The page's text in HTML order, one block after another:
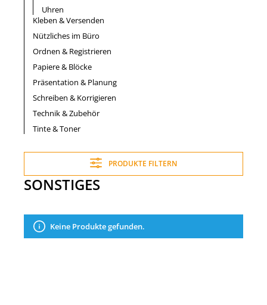
Uhren
Kleben & Versenden
Nützliches im Büro
Ordnen & Registrieren
Papiere & Blöcke
Präsentation & Planung
Schreiben & Korrigieren
Technik & Zubehör
Tinte & Toner
PRODUKTE FILTERN
SONSTIGES
Keine Produkte gefunden.